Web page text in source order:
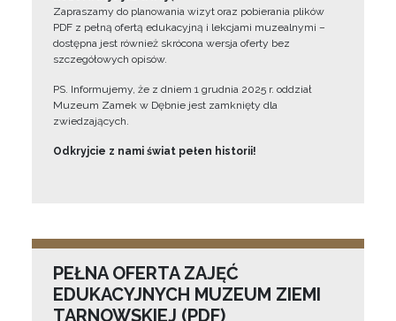
Zapraszamy do planowania wizyt oraz pobierania plików
PDF z pełną ofertą edukacyjną i lekcjami muzealnymi –
dostępna jest również skrócona wersja oferty bez
szczegółowych opisów.
PS. Informujemy, że z dniem 1 grudnia 2025 r. oddział
Muzeum Zamek w Dębnie jest zamknięty dla
zwiedzających.
Odkryjcie z nami świat pełen historii!
PEŁNA OFERTA ZAJĘĆ
EDUKACYJNYCH MUZEUM ZIEMI
TARNOWSKIEJ (PDF)